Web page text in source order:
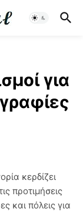
για
κερδίζει
προτιμήσεις
και πόλεις για